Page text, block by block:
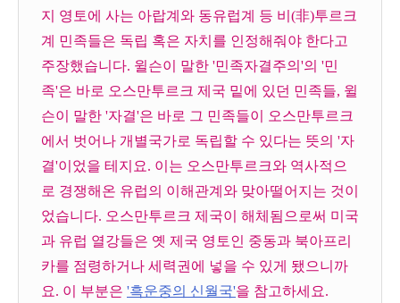
지 영토에 사는 아랍계와 동유럽계 등 비(非)투르크
계 민족들은 독립 혹은 자치를 인정해줘야 한다고
주장했습니다. 윌슨이 말한 '민족자결주의'의 '민
족'은 바로 오스만투르크 제국 밑에 있던 민족들, 윌
슨이 말한 '자결'은 바로 그 민족들이 오스만투르크
에서 벗어나 개별국가로 독립할 수 있다는 뜻의 '자
결'이었을 테지요. 이는 오스만투르크와 역사적으
로 경쟁해온 유럽의 이해관계와 맞아떨어지는 것이
었습니다. 오스만투르크 제국이 해체됨으로써 미국
과 유럽 열강들은 옛 제국 영토인 중동과 북아프리
카를 점령하거나 세력권에 넣을 수 있게 됐으니까
요. 이 부분은 '흑운중의 신월국'을 참고하세요.